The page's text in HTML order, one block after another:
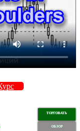
ТОРГОВАТЬ
ОБЗОР